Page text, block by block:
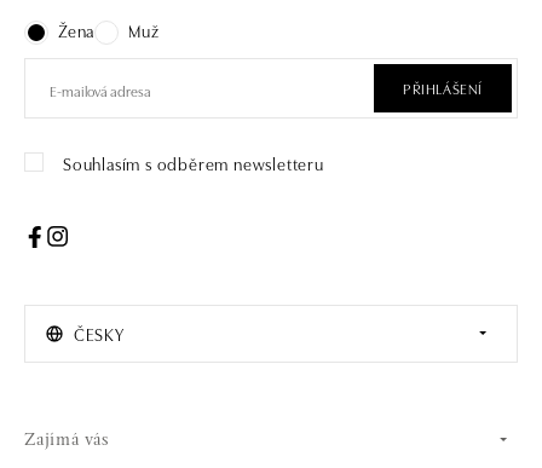
Žena
Muž
PŘIHLÁŠENÍ
Souhlasím s odběrem newsletteru
ČESKY
Zajímá vás